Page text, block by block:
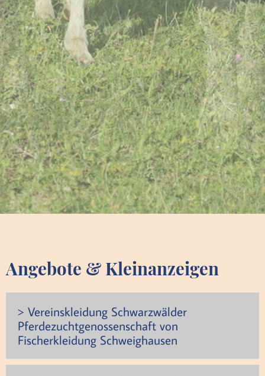
Angebote & Kleinanzeigen
> Vereinskleidung Schwarzwälder
Pferdezuchtgenossenschaft von
Fischerkleidung Schweighausen